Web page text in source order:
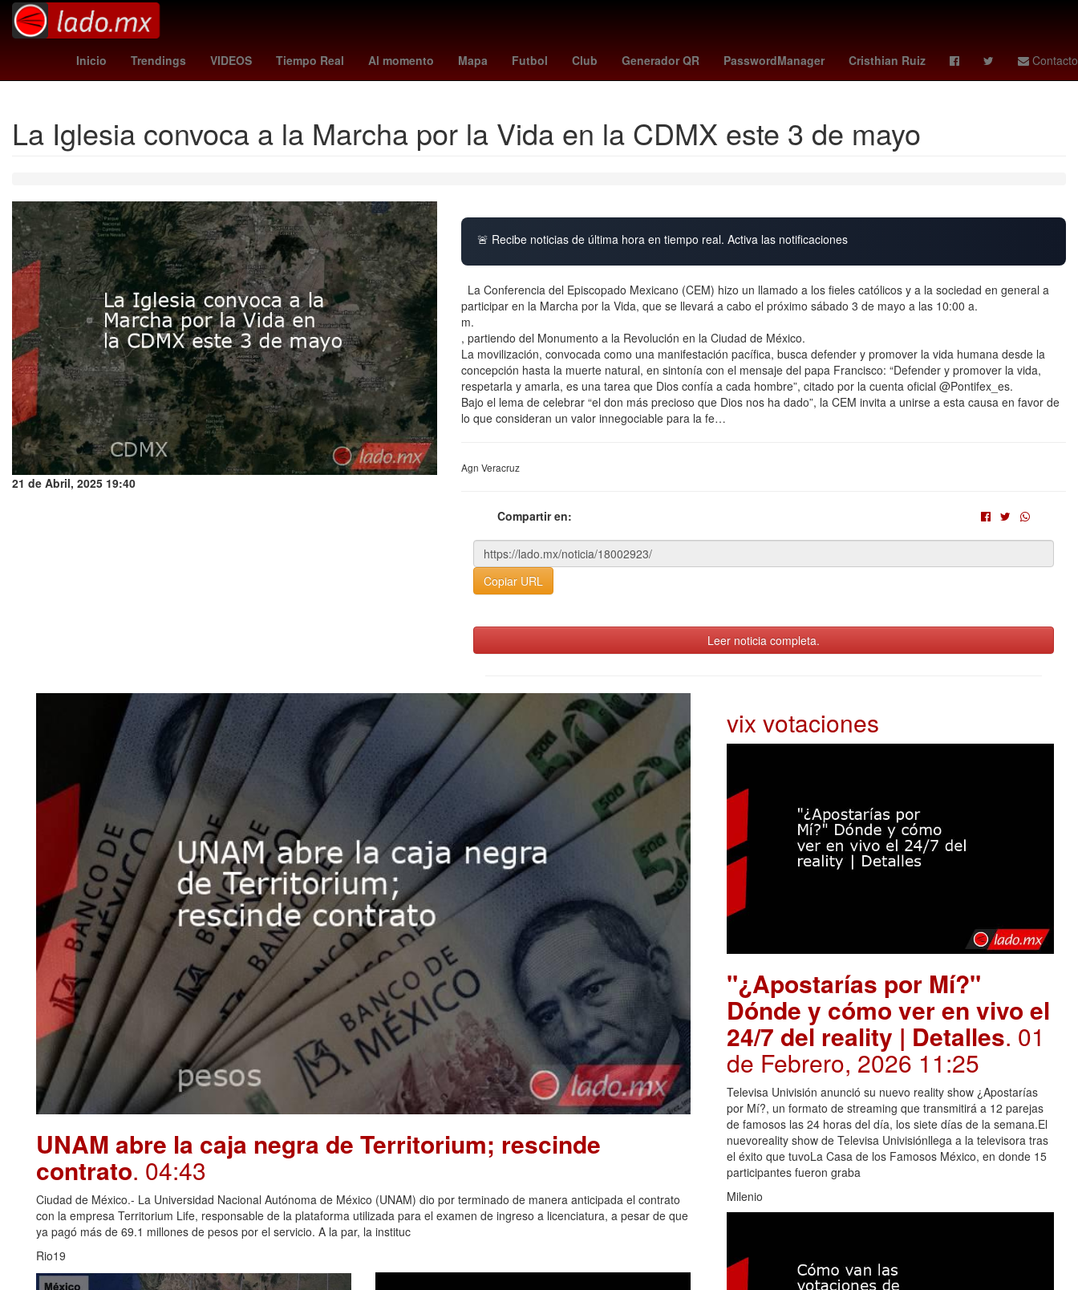
Inicio Trendings VIDEOS Tiempo Real Al momento Mapa Futbol Club Generador QR PasswordManager Cristhian Ruiz Contacto
Gobierno Argentina Morena 2024 Derecho Aguascalientes Senador Nueva York G7 paises 27 de marzo
La Iglesia convoca a la Marcha por la Vida en la CDMX este 3 de mayo
21 de Abril, 2025 19:40
🚨 Recibe noticias de última hora en tiempo real. Activa las notificaciones
La Conferencia del Episcopado Mexicano (CEM) hizo un llamado a los fieles católicos y a la sociedad en general a
participar en la Marcha por la Vida, que se llevará a cabo el próximo sábado 3 de mayo a las 10:00 a.
m.
, partiendo del Monumento a la Revolución en la Ciudad de México.
La movilización, convocada como una manifestación pacífica, busca defender y promover la vida humana desde la
concepción hasta la muerte natural, en sintonía con el mensaje del papa Francisco: “Defender y promover la vida,
respetarla y amarla, es una tarea que Dios confía a cada hombre”, citado por la cuenta oficial @Pontifex_es.
Bajo el lema de celebrar “el don más precioso que Dios nos ha dado”, la CEM invita a unirse a esta causa en favor de
lo que consideran un valor innegociable para la fe…
Agn Veracruz
Compartir en:
Copiar URL
Leer noticia completa.
UNAM abre la caja negra de Territorium; rescinde
contrato. 04:43
Ciudad de México.- La Universidad Nacional Autónoma de México (UNAM) dio por terminado de manera anticipada el contrato
con la empresa Territorium Life, responsable de la plataforma utilizada para el examen de ingreso a licenciatura, a pesar de que
ya pagó más de 69.1 millones de pesos por el servicio. A la par, la instituc
Rio19
vix votaciones
"¿Apostarías por Mí?"
Dónde y cómo ver en vivo el
24/7 del reality | Detalles. 01
de Febrero, 2026 11:25
Televisa Univisión anunció su nuevo reality show ¿Apostarías
por Mí?, un formato de streaming que transmitirá a 12 parejas
de famosos las 24 horas del día, los siete días de la semana.El
nuevoreality show de Televisa Univisiónllega a la televisora tras
el éxito que tuvoLa Casa de los Famosos México, en donde 15
participantes fueron graba
Milenio